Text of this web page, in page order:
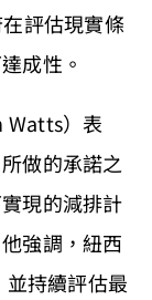
評估現實條
成性。
Watts）表
做的承諾之
現的減排計
強調，紐西
持續評估最